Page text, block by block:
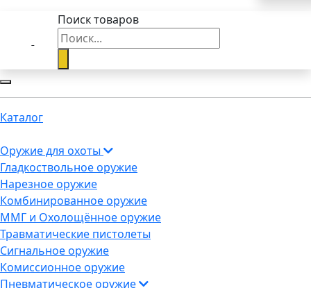
Поиск товаров
Каталог
Оружие для охоты
Гладкоствольное оружие
Нарезное оружие
Комбинированное оружие
ММГ и Охолощённое оружие
Травматические пистолеты
Сигнальное оружие
Комиссионное оружие
Пневматическое оружие